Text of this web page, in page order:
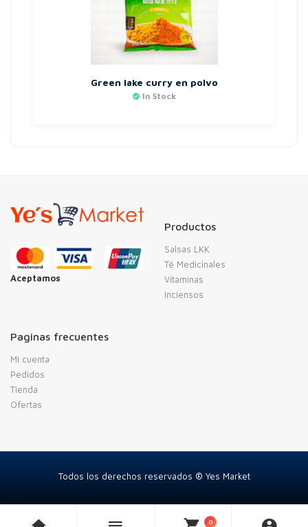
Green lake curry en polvo
In Stock
Aceptamos
Productos
Salsas LKK
Té Medicinales
Vitaminas
Inciensos
Paginas frecuentes
Mi cuenta
Pedidos
Tienda
Ofertas
Todos los derechos reservados ® Yes Market
0